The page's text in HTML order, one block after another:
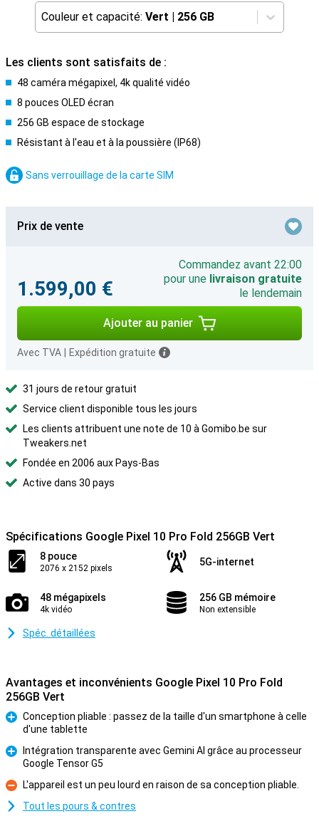
Couleur et capacité: Vert | 256 GB
Les clients sont satisfaits de :
48 caméra mégapixel, 4k qualité vidéo
8 pouces OLED écran
256 GB espace de stockage
Résistant à l'eau et à la poussière (IP68)
Sans verrouillage de la carte SIM
Prix de vente
1.599,00 €
Commandez avant 22:00
pour une livraison gratuite
le lendemain
Ajouter au panier
Avec TVA Expédition gratuite
31 jours de retour gratuit
Service client disponible tous les jours
Les clients attribuent une note de 10 à Gomibo.be sur
Tweakers.net
Fondée en 2006 aux Pays-Bas
Active dans 30 pays
Spécifications Google Pixel 10 Pro Fold 256GB Vert
8 pouce
2076 x 2152 pixels
5G-internet
48 mégapixels
4k vidéo
256 GB mémoire
Non extensible
Spéc. détaillées
Avantages et inconvénients Google Pixel 10 Pro Fold
256GB Vert
Pour
Conception pliable : passez de la taille d'un smartphone à celle
d'une tablette
Pour
Intégration transparente avec Gemini AI grâce au processeur
Google Tensor G5
Contre
L'appareil est un peu lourd en raison de sa conception pliable.
Tout les pours & contres